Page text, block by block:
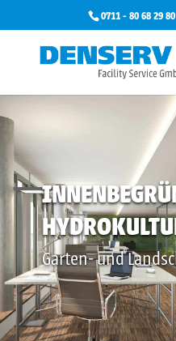
0711 - 80 68 29 80
Garten- und